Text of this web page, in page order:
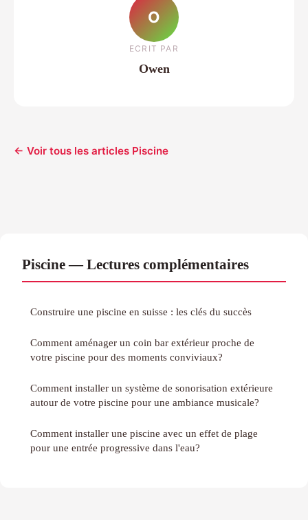
O
ECRIT PAR
Owen
← Voir tous les articles Piscine
Piscine — Lectures complémentaires
Construire une piscine en suisse : les clés du succès
Comment aménager un coin bar extérieur proche de
votre piscine pour des moments conviviaux?
Comment installer un système de sonorisation extérieure
autour de votre piscine pour une ambiance musicale?
Comment installer une piscine avec un effet de plage
pour une entrée progressive dans l'eau?